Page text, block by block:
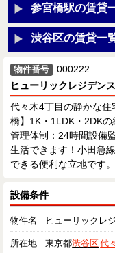
参宮橋駅の賃貸
渋谷区の賃貸一
物件番号
000222
ヒューリックレジデン
代々木4丁目の静かな
橋】1K・1LDK・2DKの
管理体制：24時間設備
生活できます！小田急
できる便利な立地です。
設備条件
物件名 ヒューリックレ
所在地 東京都渋谷区代